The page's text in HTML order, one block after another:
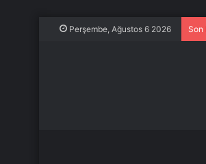
Perşembe, Ağustos 6 2026 Son